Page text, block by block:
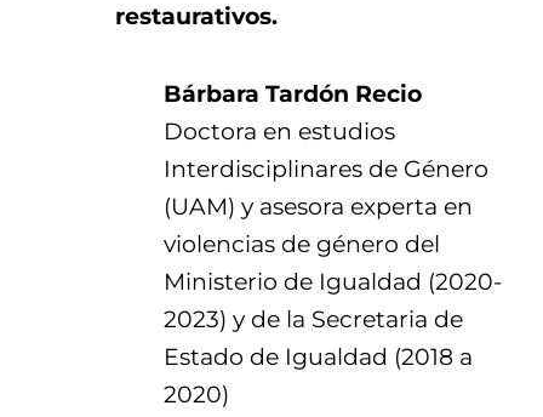
restaurativos.
Bárbara Tardón Recio
Doctora en estudios
Interdisciplinares de Género
(UAM) y asesora experta en
violencias de género del
Ministerio de Igualdad (2020-
2023) y de la Secretaria de
Estado de Igualdad (2018 a
2020)